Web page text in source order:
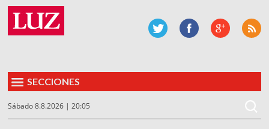
SECCIONES
Sábado 8.8.2026 | 20:05